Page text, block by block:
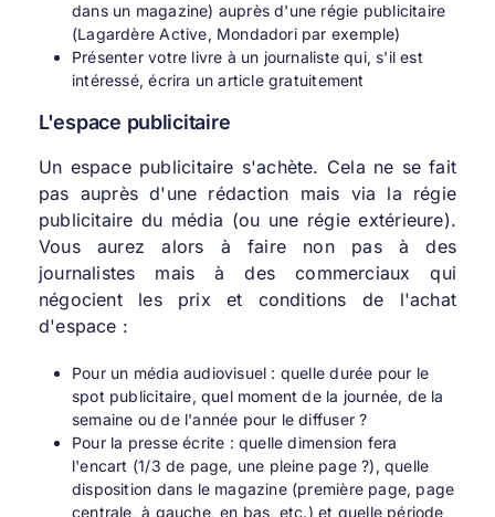
dans un magazine) auprès d'une régie publicitaire
(Lagardère Active, Mondadori par exemple)
Présenter votre livre à un journaliste qui, s'il est
intéressé, écrira un article gratuitement
L'espace publicitaire
Un espace publicitaire s'achète. Cela ne se fait
pas auprès d'une rédaction mais via la régie
publicitaire du média (ou une régie extérieure).
Vous aurez alors à faire non pas à des
journalistes mais à des commerciaux qui
négocient les prix et conditions de l'achat
d'espace :
Pour un média audiovisuel : quelle durée pour le
spot publicitaire, quel moment de la journée, de la
semaine ou de l'année pour le diffuser ?
Pour la presse écrite : quelle dimension fera
l'encart (1/3 de page, une pleine page ?), quelle
disposition dans le magazine (première page, page
centrale, à gauche, en bas, etc.) et quelle période